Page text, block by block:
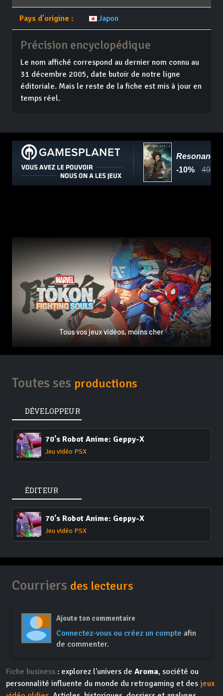
Pays d'origine : Japon
Précision encyclopédique
Le nom affiché correspond au dernier nom connu au
31 décembre 2005, date butoir de notre ligne
éditoriale. Mais le reste de la fiche est mis à jour en
temps réel.
Tous vos jeux vidéos, moins cher
Toutes ses productions
DÉVELOPPEUR
70's Robot Anime: Geppy-X
Jeu vidéo PSX
ÉDITEUR
70's Robot Anime: Geppy-X
Jeu vidéo PSX
Courriers des lecteurs
Ajoute ton commentaire
Connectez-vous ou créez un compte afin
de commenter.
Fiche business : explorez l'univers de Aroma, société ou
personnalité influente du monde du retrogaming et des jeux